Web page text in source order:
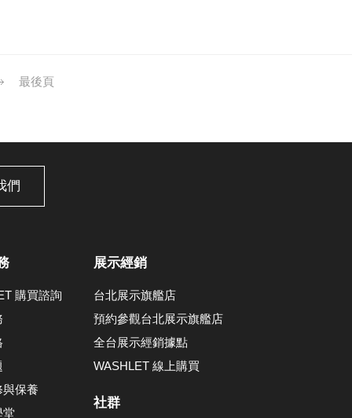
最後頁
們
購買諮詢
保養
堂
展示經銷
台北展示旗艦店
預約參觀台北展示旗艦店
全台展示經銷據點
WASHLET 線上購買
社群